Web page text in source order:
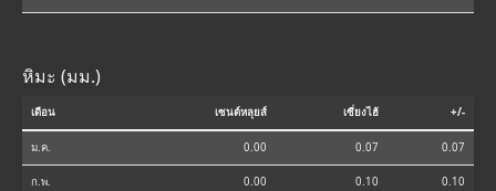
หิมะ (มม.)
เดือน เซนต์หลุยส์ เซี่ยงไฮ้ +/-
ม.ค. 0.00 0.07 0.07
ก.พ. 0.00 0.10 0.10